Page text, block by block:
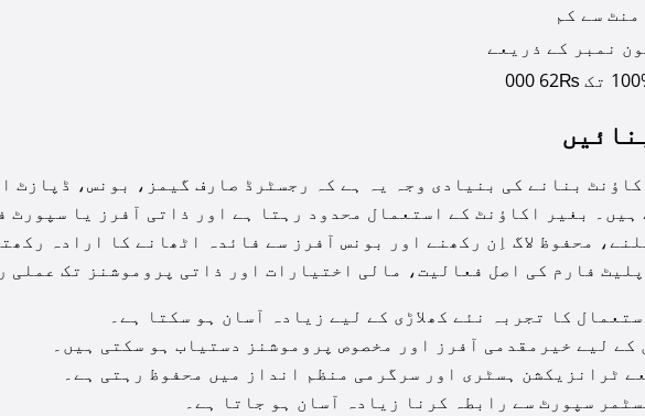
نمبر کے ذریعے
تک ₨62 000
بنانے کی بنیادی وجہ یہ ہے کہ رجسٹرڈ صارف گیمز، بونس، ڈپازٹ
ہیں۔ بغیر اکاؤنٹ کے استعمال محدود رہتا ہے اور ذاتی آفرز یا
محفوظ لاگ اِن رکھنے اور بونس آفرز سے فائدہ اٹھانے کا ارادہ
فارم کی اصل فعالیت، مالی اختیارات اور ذاتی پروموشنز تک عملی
کے لیے خیرمقدمی آفرز اور مخصوص پروموشنز دستیاب ہو سکتی ہیں۔
ٹرانزیکشن ہسٹری اور سرگرمی منظم انداز میں محفوظ رہتی ہے۔
سپورٹ سے رابطہ کرنا زیادہ آسان ہو جاتا ہے۔